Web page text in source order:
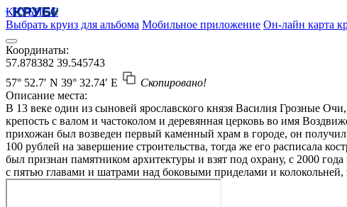
КРУБИСС
Выбрать круиз для альбома Мобильное приложение Он-лайн карта
Координаты:
57.878382 39.545743
57° 52.7′ N 39° 32.74′ E
Скопировано!
Описание места:
В 13 веке один из сыновей ярославского князя Василия Грозные
крепость с валом и частоколом и деревянная церковь во имя
прихожан был возведен первый каменный храм в городе, он
100 рублей на завершение строительства, тогда же его расписала
был признан памятником архитектуры и взят под охрану, с 2000
с пятью главами и шатрами над боковыми приделами и